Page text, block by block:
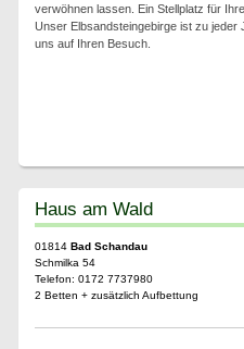
verwöhnen lassen. Ein Stellplatz für
Unser Elbsandsteingebirge ist zu
uns auf Ihren Besuch.
Haus am Wald
01814 Bad Schandau
Schmilka 54
Telefon: 0172 7737980
2 Betten + zusätzlich Aufbettung